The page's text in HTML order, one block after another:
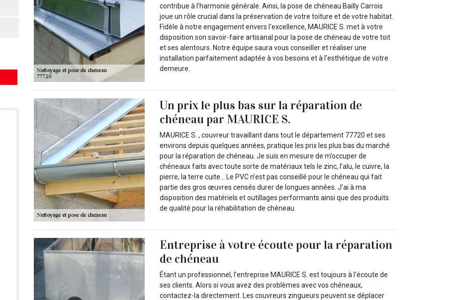
contribue à l'harmonie générale. Ainsi, la pose de chéneau Bailly Carrois
joue un rôle crucial dans la préservation de votre toiture et de votre habitat.
Fidèle à notre engagement envers l'excellence, MAURICE S. met à votre
disposition son savoir-faire artisanal pour la pose de chéneau de votre toit
et ses alentours. Notre équipe saura vous conseiller et réaliser une
installation parfaitement adaptée à vos besoins et à l'esthétique de votre
demeure.
Un prix le plus bas sur la réparation de
chéneau par MAURICE S.
MAURICE S. , couvreur travaillant dans tout le département 77720 et ses
environs depuis quelques années, pratique les prix les plus bas du marché
pour la réparation de chéneau. Je suis en mesure de m’occuper de
chéneaux faits avec toute sorte de matériaux tels le zinc, l’alu, le cuivre, la
pierre, la terre cuite… Le PVC n’est pas conseillé pour le chéneau qui fait
partie des gros œuvres censés durer de longues années. J’ai à ma
disposition des matériels et outillages performants ainsi que des produits
de qualité pour la réhabilitation de chéneau.
Entreprise à votre écoute pour la réparation
de chéneau
Étant un professionnel, l’entreprise MAURICE S. est toujours à l’écoute de
ses clients. Alors si vous avez des problèmes avec vos chéneaux,
contactez-la directement. Les couvreurs zingueurs peuvent se déplacer